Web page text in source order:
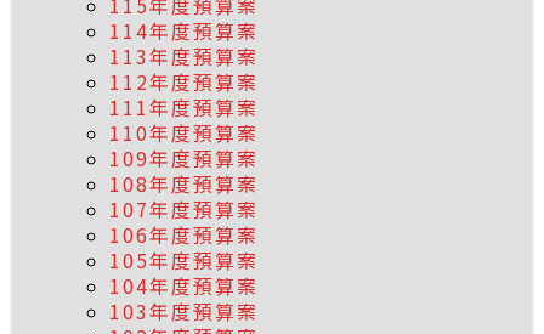
114年度預算案
113年度預算案
112年度預算案
111年度預算案
110年度預算案
109年度預算案
108年度預算案
107年度預算案
106年度預算案
105年度預算案
104年度預算案
103年度預算案